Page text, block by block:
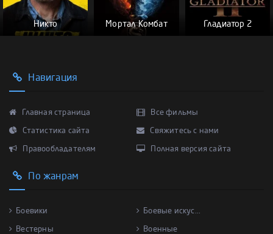
Никто Мортал Комбат Гладиатор 2
Навигация
Главная страница Все фильмы
Статистика сайта Свяжитесь с нами
Правообладателям Полная версия сайта
По жанрам
Боевики Боевые искус...
Вестерны Военные